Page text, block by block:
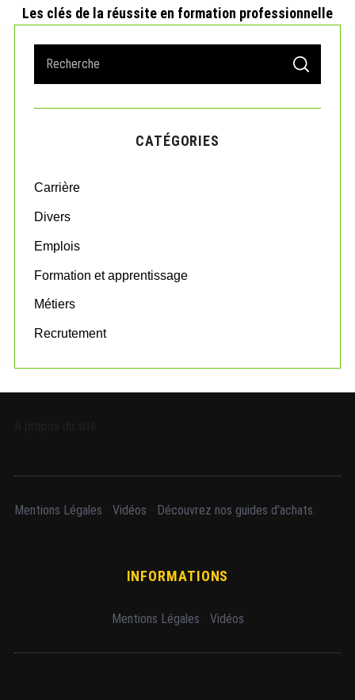
Les clés de la réussite en formation professionnelle
a
r
o
:
S
A
C
CATÉGORIES
Carrière
Divers
Emplois
Formation et apprentissage
Métiers
Recrutement
Mentions Légales Vidéos Découvrez nos guides d'achats.
INFORMATIONS
Mentions Légales Vidéos